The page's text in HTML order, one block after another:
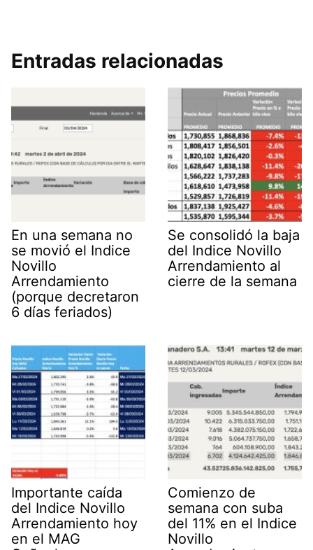
Entradas relacionadas
En una semana no
se movió el Indice
Novillo
Arrendamiento
(porque decretaron
6 días feriados)
Se consolidó la baja
del Indice Novillo
Arrendamiento al
cierre de la semana
Importante caída
del Indice Novillo
Arrendamiento hoy
en el MAG
Comienzo de
semana con suba
del 11% en el Indice
Novillo